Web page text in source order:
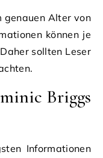
genauen Alter von
können je
sollten Leser
Briggs
Informationen